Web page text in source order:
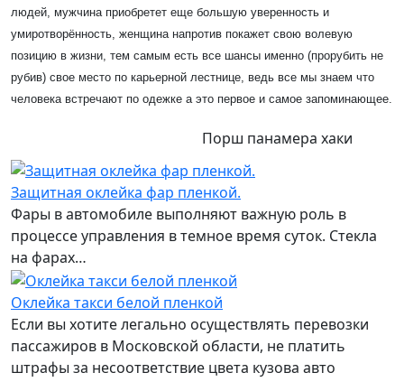
людей, мужчина приобретет еще большую уверенность и
умиротворённость, женщина напротив покажет свою волевую
позицию в жизни, тем самым есть все шансы именно (прорубить не
рубив) свое место по карьерной лестнице, ведь все мы знаем что
человека встречают по одежке а это первое и самое запоминающее.
Порш панамера хаки
Защитная оклейка фар пленкой.
Фары в автомобиле выполняют важную роль в
процессе управления в темное время суток. Стекла
на фарах…
Оклейка такси белой пленкой
Если вы хотите легально осуществлять перевозки
пассажиров в Московской области, не платить
штрафы за несоответствие цвета кузова авто